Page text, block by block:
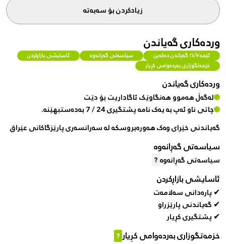
زیادکردن بۆ سەبەتە
وردەکاری گەیاندن
ئێمە ٢٤/٧ گەیاندن دەکەین سیاسەتی گەڕانەوە
ئاسایشی بازاڕکردن
خزمەتگوزاری بەردەوامی کڕیار
وردەکاری گەیاندن
لەگەڵ هەموو هەنگاوێک ئاگاداریت بۆ دێت
چاتی ناو ئەپ بە یەک نامە پشتگیری 24 / 7 بەدەستبهێنە.
گەیاندنی خێرای وەک هەورەبروسکە لە سەرانسەری پارێزگاکانی عێراق
سیاسەتی گەڕانەوە
سیاسەتی گەڕانەوە?
ئاسایشی بازاڕکردن
✔ پارەدانی سەلامەت
✔ گەیاندنی پارێزراو
✔ پشتگیری کڕیار
خزمەتگوزاری بەردەوامی کڕیار?